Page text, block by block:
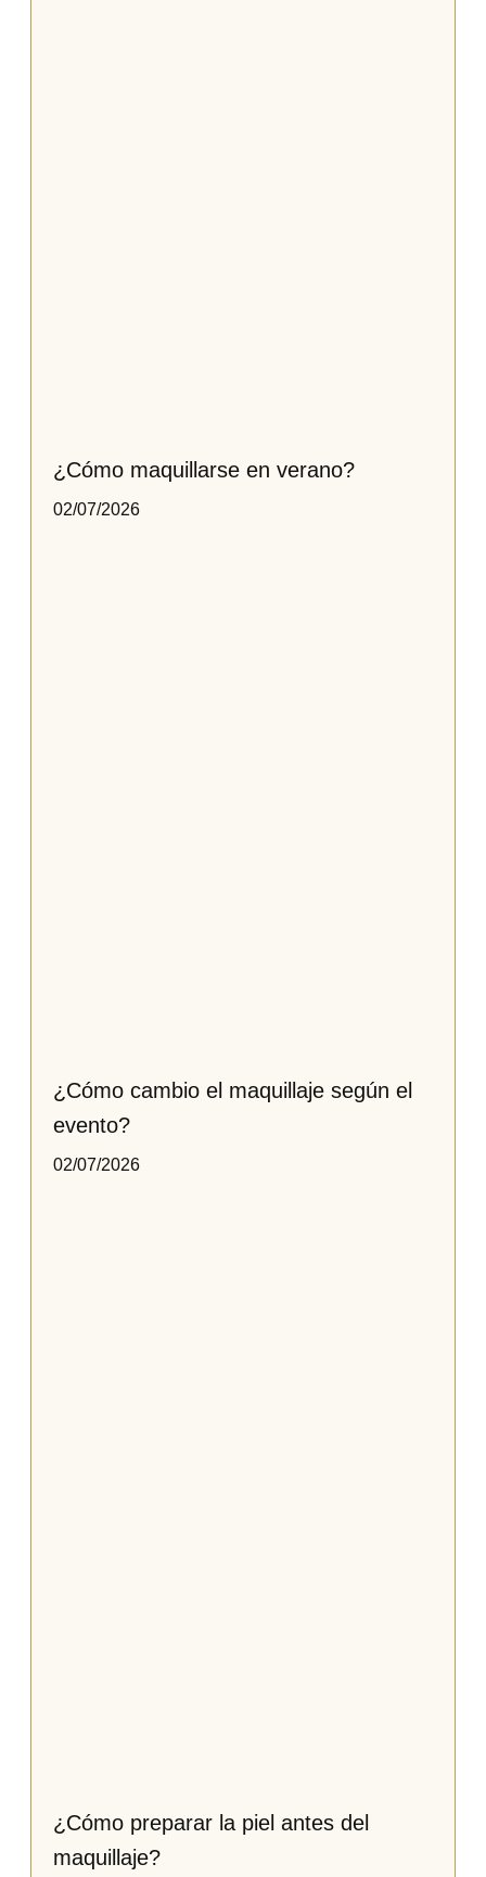
¿Cómo maquillarse en verano?
02/07/2026
¿Cómo cambio el maquillaje según el
evento?
02/07/2026
¿Cómo preparar la piel antes del
maquillaje?